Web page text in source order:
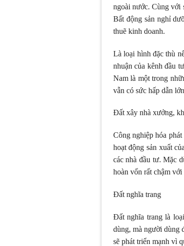
ngoài nước. Cùng với
Bất động sản nghỉ
thuẽ kinh doanh.
Là loại hình đặc thù
nhuận của kênh đầu
Nam là một trong
vẫn có sức hấp dẫn
Đất xây nhà xưởng,
Công nghiệp hóa
hoạt động sản xuất
các nhà đầu tư. Mặc
hoàn vốn rất chậm
Đất nghĩa trang
Đất nghĩa trang là
dùng, mà người dùng
sẽ phát triển mạnh vì